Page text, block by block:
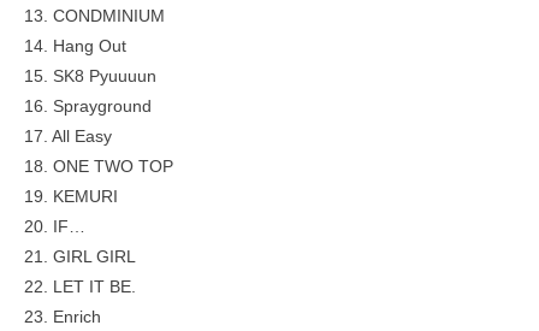
13. CONDMINIUM
14. Hang Out
15. SK8 Pyuuuun
16. Sprayground
17. All Easy
18. ONE TWO TOP
19. KEMURI
20. IF…
21. GIRL GIRL
22. LET IT BE.
23. Enrich